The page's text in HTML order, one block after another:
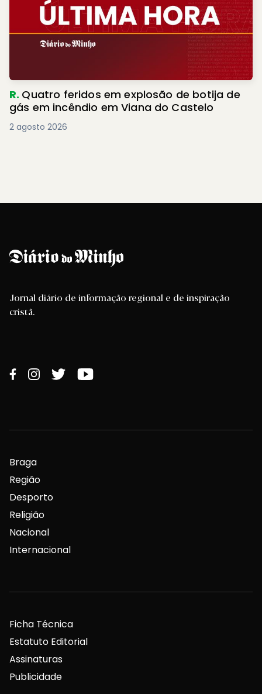
R. Quatro feridos em explosão de botija de
gás em incêndio em Viana do Castelo
2 agosto 2026
Jornal diário de informação regional e de inspiração
cristã.
Braga
Região
Desporto
Religião
Nacional
Internacional
Ficha Técnica
Estatuto Editorial
Assinaturas
Publicidade